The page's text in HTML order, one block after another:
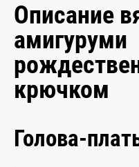
Описание
амигуруми
крючком
Голова-